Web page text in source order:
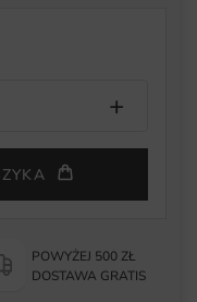
POWYŻEJ 500 ZŁ
DOSTAWA GRATIS